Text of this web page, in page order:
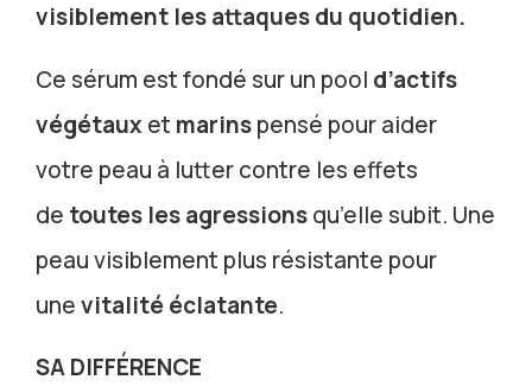
visiblement les attaques du quotidien.
Ce sérum est fondé sur un pool d’actifs
végétaux et marinspensé pour aider
votre peau à lutter contre les effets
de toutes les agressionsqu’elle subit. Une
peau visiblement plus résistante pour
unevitalité éclatante.
SA DIFFÉRENCE